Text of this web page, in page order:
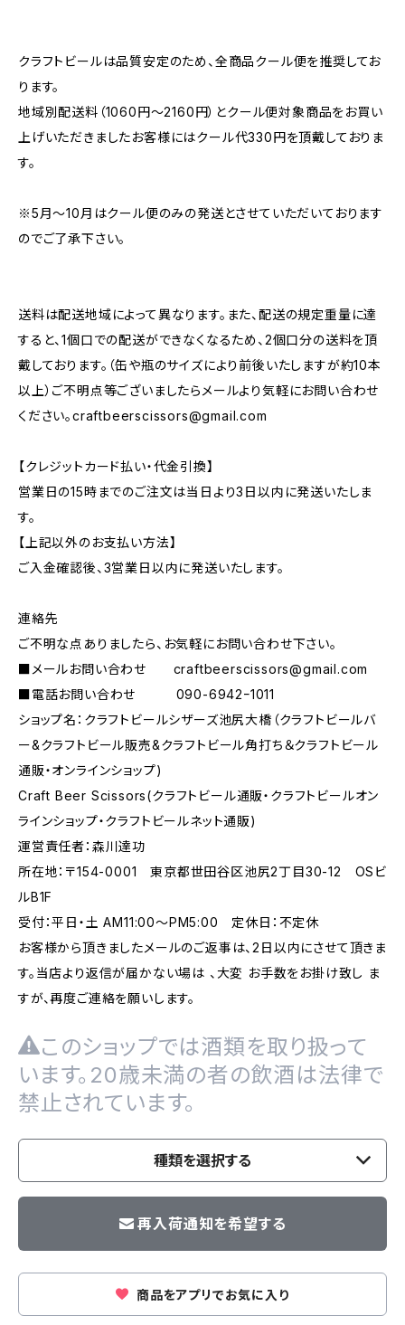
クラフトビールは品質安定のため、全商品クール便を推奨してお
ります。
地域別配送料（1060円～2160円）とクール便対象商品をお買い
上げいただきましたお客様にはクール代330円を頂戴しておりま
す。
※5月～10月はクール便のみの発送とさせていただいております
のでご了承下さい。
送料は配送地域によって異なります。また、配送の規定重量に達
すると、1個口での配送ができなくなるため、2個口分の送料を頂
戴しております。（缶や瓶のサイズにより前後いたしますが約10本
以上）ご不明点等ございましたらメールより気軽にお問い合わせ
ください。craftbeerscissors@gmail.com
【クレジットカード払い・代金引換】
営業日の15時までのご注文は当日より3日以内に発送いたしま
す。
【上記以外のお支払い方法】
ご入金確認後、3営業日以内に発送いたします。
連絡先
ご不明な点ありましたら、お気軽にお問い合わせ下さい。
■メールお問い合わせ craftbeerscissors@gmail.com
■電話お問い合わせ 090-6942ｰ1011
ショップ名：クラフトビールシザーズ池尻大橋（クラフトビールバ
ー&クラフトビール販売&クラフトビール角打ち＆クラフトビール
通販・オンラインショップ)
Craft Beer Scissors(クラフトビール通販・クラフトビールオン
ラインショップ・クラフトビールネット通販)
運営責任者：森川達功
所在地：〒154-0001 東京都世田谷区池尻2丁目30-12 OSビ
ルB1F
受付：平日・土 AM11:00～PM5:00 定休日：不定休
お客様から頂きましたメールのご返事は、2日以内にさせて頂きま
す。当店より返信が届かない場は 、大変 お手数をお掛け致し ま
すが、再度ご連絡を願いします。
このショップでは酒類を取り扱って
います。20歳未満の者の飲酒は法律で
禁止されています。
種類を選択する
再入荷通知を希望する
商品をアプリでお気に入り